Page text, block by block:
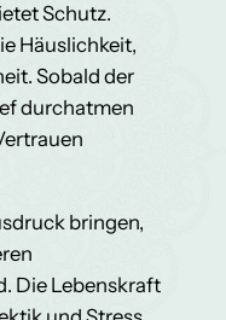
Schutz.
Häuslichkeit,
Sobald der
durchatmen
bringen,
Die Lebenskraft